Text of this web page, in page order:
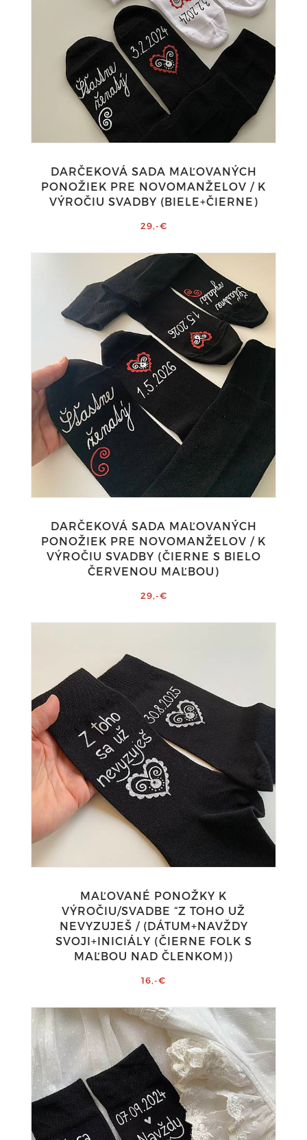
DARČEKOVÁ SADA MAĽOVANÝCH
PONOŽIEK PRE NOVOMANŽELOV / K
VÝROČIU SVADBY (BIELE+ČIERNE)
29,-€
DARČEKOVÁ SADA MAĽOVANÝCH
PONOŽIEK PRE NOVOMANŽELOV / K
VÝROČIU SVADBY (ČIERNE S BIELO
ČERVENOU MAĽBOU)
29,-€
MAĽOVANÉ PONOŽKY K
VÝROČIU/SVADBE “Z TOHO UŽ
NEVYZUJEŠ / (DÁTUM+NAVŽDY
SVOJI+INICIÁLY (ČIERNE FOLK S
MAĽBOU NAD ČLENKOM))
16,-€